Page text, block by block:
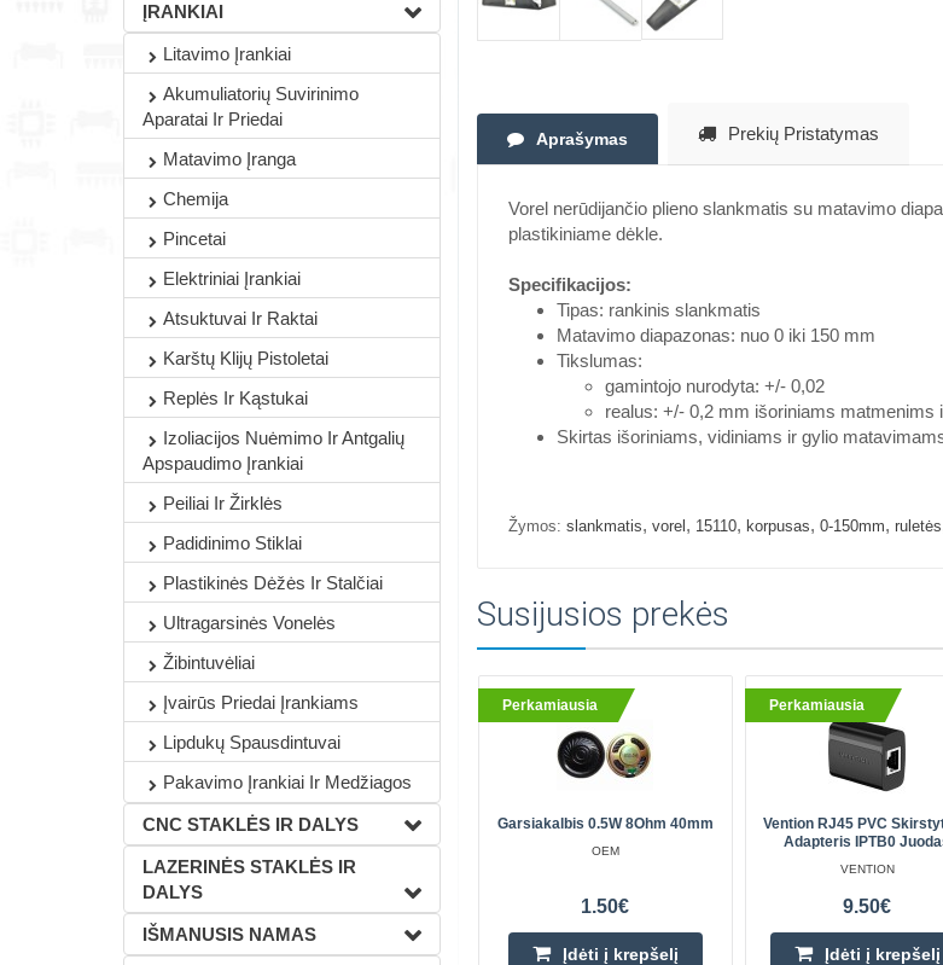
ĮRANKIAI
Litavimo Įrankiai
Akumuliatorių Suvirinimo
Aparatai Ir Priedai
Matavimo Įranga
Chemija
Pincetai
Elektriniai Įrankiai
Atsuktuvai Ir Raktai
Karštų Klijų Pistoletai
Replės Ir Kąstukai
Izoliacijos Nuėmimo Ir Antgalių
Apspaudimo Įrankiai
Peiliai Ir Žirklės
Padidinimo Stiklai
Plastikinės Dėžės Ir Stalčiai
Ultragarsinės Vonelės
Žibintuvėliai
Įvairūs Priedai Įrankiams
Lipdukų Spausdintuvai
Pakavimo Įrankiai Ir Medžiagos
CNC STAKLĖS IR DALYS
LAZERINĖS STAKLĖS IR
DALYS
IŠMANUSIS NAMAS
Aprašymas Prekių Pristatymas
Vorel nerūdijančio plieno slankmatis su matavimo
plastikiniame dėkle.
Specifikacijos:
Tipas: rankinis slankmatis
Matavimo diapazonas: nuo 0 iki 150 mm
Tikslumas:
gamintojo nurodyta: +/- 0,02
realus: +/- 0,2 mm išoriniams
Skirtas išoriniams, vidiniams ir gylio
Žymos: slankmatis, vorel , 15110, korpusas, 0-150mm, ruletės
Susijusios prekės
Perkamiausia
Garsiakalbis 0.5W 8Ohm 40mm
OEM
1.50€
Įdėti į krepšelį
Perkamiausia
Vention RJ45 PVC
Adapteris IPTB0
VENTION
9.50€
Įdėti į krepšelį